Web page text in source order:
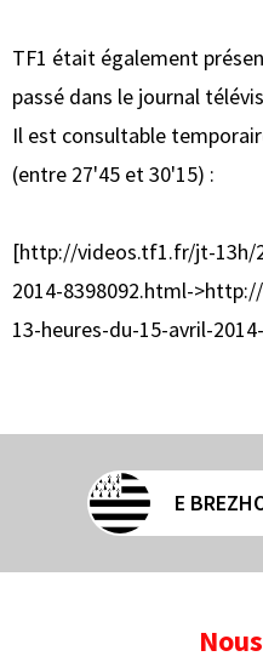
TF1 était également
passé dans le journal
Il est consultable
(entre 27'45 et 30'15) :
[http://videos.tf1.fr/jt-13h/
2014-8398092.html-
13-heures-du-15-avril-
E